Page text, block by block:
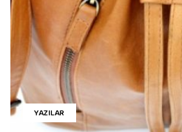
YAZILAR